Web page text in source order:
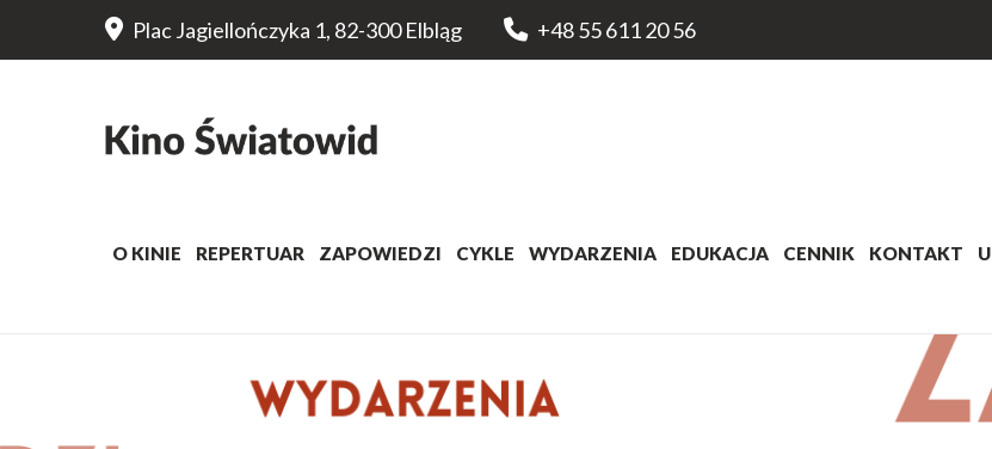
Plac Jagiellończyka 1, 82-300 Elbląg +48 55 611 20 56
O KINIE REPERTUAR ZAPOWIEDZI CYKLE WYDARZENIA EDUKACJA CENNIK KONTAKT